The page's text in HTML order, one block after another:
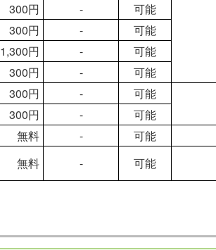
300円 -
可能
300円 -
可能
1,300円 -
可能
300円 - 可能
300円 -
可能
300円 -
可能
無料 -
可能
無料 - 可能